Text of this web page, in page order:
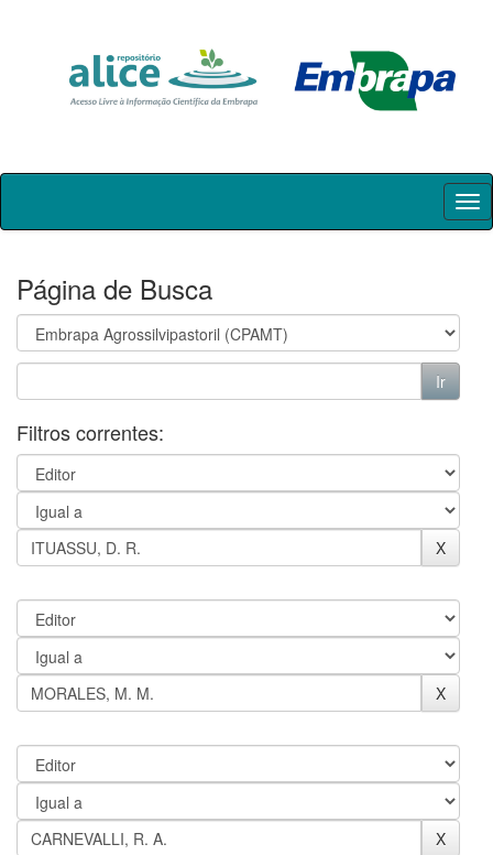
Skip
Página de Busca
Filtros correntes: